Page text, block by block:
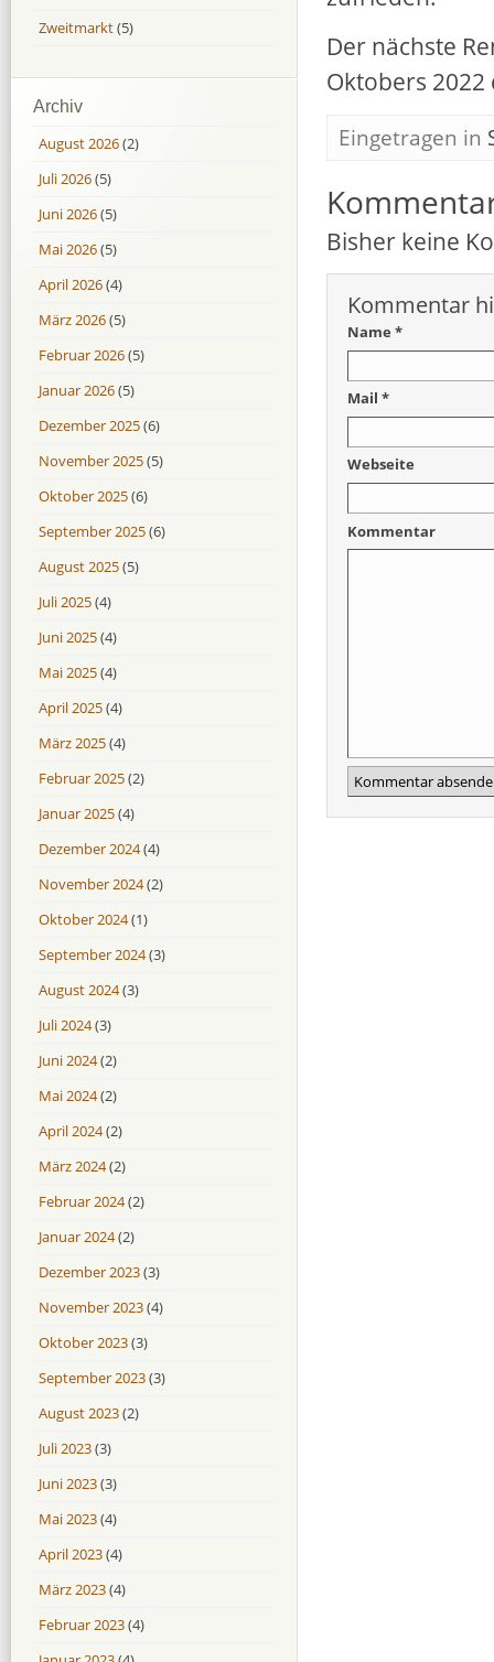
Der nächste
Oktobers
Eingetragen in
Bisher keine
Kommentar
Name *
Mail *
Webseite
Kommentar
Zweitmarkt(5)
Archiv
August 2026(2)
Juli 2026(5)
Juni 2026(5)
Mai 2026(5)
April 2026(4)
März 2026(5)
Februar 2026(5)
Januar 2026(5)
Dezember 2025(6)
November 2025(5)
Oktober 2025(6)
September 2025(6)
August 2025(5)
Juli 2025(4)
Juni 2025(4)
Mai 2025(4)
April 2025(4)
März 2025(4)
Februar 2025(2)
Januar 2025(4)
Dezember 2024(4)
November 2024(2)
Oktober 2024(1)
September 2024(3)
August 2024(3)
Juli 2024(3)
Juni 2024(2)
Mai 2024(2)
April 2024(2)
März 2024(2)
Februar 2024(2)
Januar 2024(2)
Dezember 2023(3)
November 2023(4)
Oktober 2023(3)
September 2023(3)
August 2023(2)
Juli 2023(3)
Juni 2023(3)
Mai 2023(4)
April 2023(4)
März 2023(4)
Februar 2023(4)